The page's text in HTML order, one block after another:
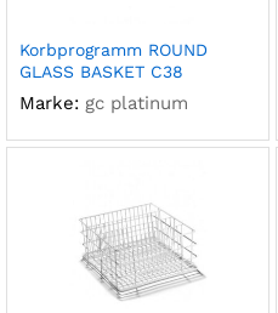
Korbprogramm ROUND
GLASS BASKET C38
Marke: gc platinum